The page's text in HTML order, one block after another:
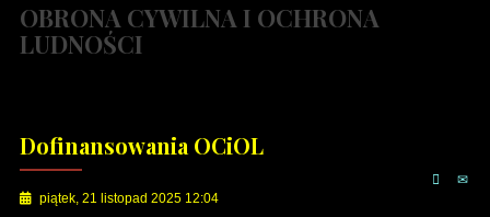
OBRONA CYWILNA I OCHRONA
LUDNOŚCI
Dofinansowania OCiOL
piątek, 21 listopad 2025 12:04